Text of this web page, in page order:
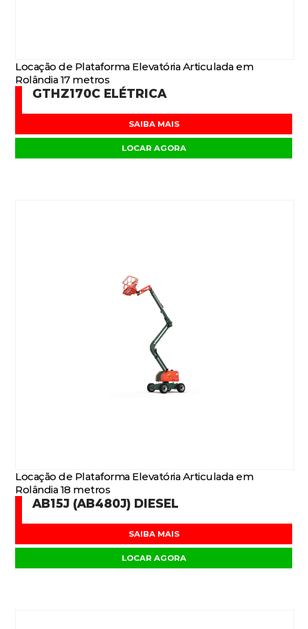
Locação de Plataforma Elevatória Articulada em
Rolândia 17 metros
GTHZ170C ELÉTRICA
SAIBA MAIS
LOCAR AGORA
Locação de Plataforma Elevatória Articulada em
Rolândia 18 metros
AB15J (AB480J) DIESEL
SAIBA MAIS
LOCAR AGORA